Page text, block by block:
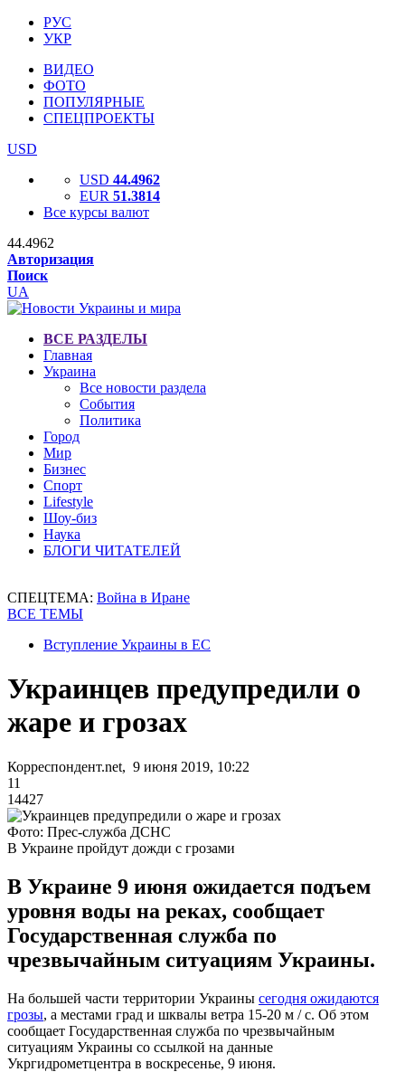
РУС
УКР
ВИДЕО
ФОТО
ПОПУЛЯРНЫЕ
СПЕЦПРОЕКТЫ
USD
USD 44.4962
EUR 51.3814
Все курсы валют
44.4962
Авторизация
Поиск
UA
ВСЕ РАЗДЕЛЫ
Главная
Украина
Все новости раздела
События
Политика
Город
Мир
Бизнес
Спорт
Lifestyle
Шоу-биз
Наука
БЛОГИ ЧИТАТЕЛЕЙ
СПЕЦТЕМА: Война в Иране
ВСЕ ТЕМЫ
Вступление Украины в ЕС
Украинцев предупредили о
жаре и грозах
Корреспондент.net, 9 июня 2019, 10:22
11
14427
Фото: Прес-служба ДСНС
В Украине пройдут дожди с грозами
В Украине 9 июня ожидается подъем
уровня воды на реках, сообщает
Государственная служба по
чрезвычайным ситуациям Украины.
На большей части территории Украины сегодня ожидаются
грозы, а местами град и шквалы ветра 15-20 м / с. Об этом
сообщает Государственная служба по чрезвычайным
ситуациям Украины со ссылкой на данные
Укргидрометцентра в воскресенье, 9 июня.